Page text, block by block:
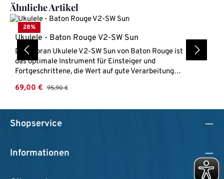
Produktgalerie überspringen
Ähnliche Artikel
28%
Ukulele - Baton Rouge V2-SW Sun
Die Sopran Ukulele V2-SW Sun von Baton Rouge ist
das optimale Instrument für Einsteiger und
Fortgeschrittene, die Wert auf gute Verarbeitung
dem Instrument seinen weichen Klang und ein edles
Gitarrenmechaniken ist das Instrument gut stimmbar.
Das Schallochdesign mit dem gelaserten
Bespielbarkeit noch angenehmer. Baton Rouge V2-SW
Verkaufspreis:
69,00 € Regulärer Preis:
95,90 €
Shopservice
Informationen